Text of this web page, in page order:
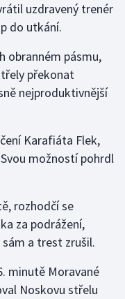
uzdravený trenér
do utkání.
obranném pásmu,
překonat
nejproduktivnější
Karafiáta Flek,
možností pohrdl
rozhodčí se
za podrážení,
sám a trest zrušil.
minutě Moravané
Noskovu střelu